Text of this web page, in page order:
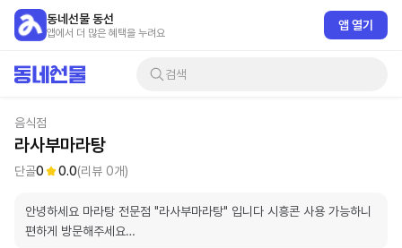
동네선물 동선
앱에서 더 많은 혜택을 누려요
앱 열기
검색
음식점
라사부마라탕
단골0 0.0(리뷰 0개)
안녕하세요 마라탕 전문점 "라사부마라탕" 입니다 시흥콘 사용 가능하니
편하게 방문해주세요